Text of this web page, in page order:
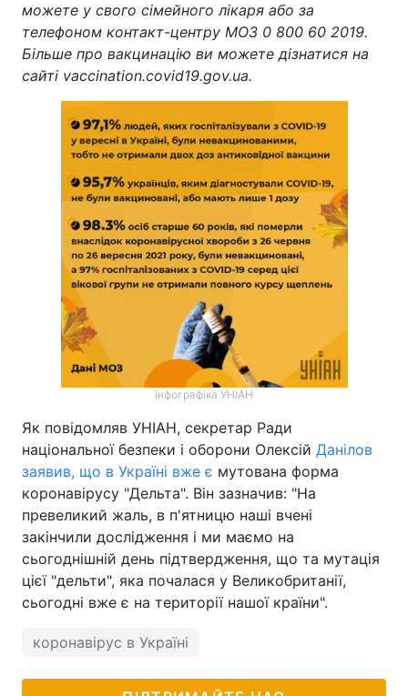
можете у свого сімейного лікаря або за
телефоном контакт-центру МОЗ 0 800 60 2019.
Більше про вакцинацію ви можете дізнатися на
сайті vaccination.covid19.gov.ua.
інфографіка УНІАН
Як повідомляв УНІАН, секретар Ради
національної безпеки і оборони Олексій Данілов
заявив, що в Україні вже є мутована форма
коронавірусу "Дельта". Він зазначив: "На
превеликий жаль, в п'ятницю наші вчені
закінчили дослідження і ми маємо на
сьогоднішній день підтвердження, що та мутація
цієї "дельти", яка почалася у Великобританії,
сьогодні вже є на території нашої країни".
коронавірус в Україні